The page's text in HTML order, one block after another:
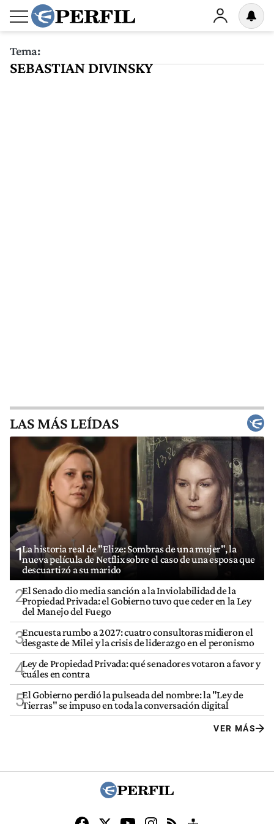
Tema:
SEBASTIAN DIVINSKY
LAS MÁS LEÍDAS
1La historia real de "Elize: Sombras de una mujer", la
nueva película de Netflix sobre el caso de una esposa que
descuartizó a su marido
2El Senado dio media sanción a la Inviolabilidad de la
Propiedad Privada: el Gobierno tuvo que ceder en la Ley
del Manejo del Fuego
3Encuesta rumbo a 2027: cuatro consultoras midieron el
desgaste de Milei y la crisis de liderazgo en el peronismo
4Ley de Propiedad Privada: qué senadores votaron a favor y
cuáles en contra
5El Gobierno perdió la pulseada del nombre: la "Ley de
Tierras" se impuso en toda la conversación digital
VER MÁS